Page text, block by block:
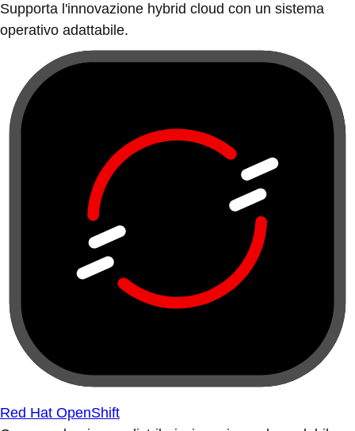
Supporta l'innovazione hybrid cloud con un sistema
operativo adattabile.
Red Hat OpenShift